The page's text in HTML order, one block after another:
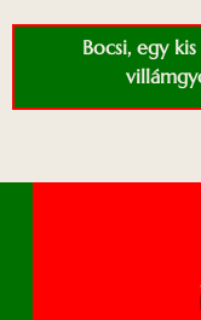
Bocsi, egy